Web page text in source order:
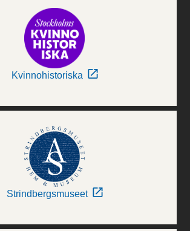
Kvinnohistoriska
Strindbergsmuseet